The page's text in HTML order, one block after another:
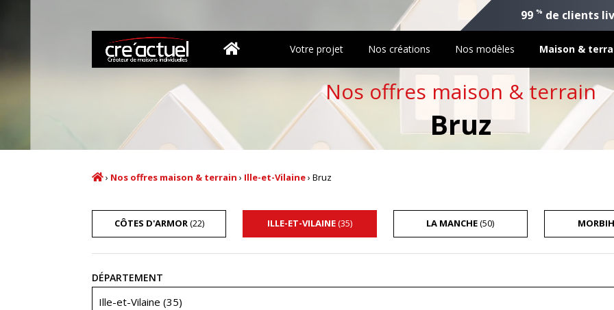
Votre projet Nos créations Nos modèles Maison &
99 % de clients
Nos offres maison & terrain
Bruz
› Nos offres maison & terrain › Ille-et-Vilaine›Bruz
CÔTES D'ARMOR(22) ILLE-ET-VILAINE(35) LA MANCHE(50)
Recherche
DÉPARTEMENT
Ille-et-Vilaine (35)